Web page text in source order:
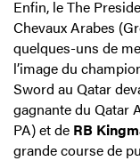
Enfin, le The
Chevaux Arabes
quelques-uns de
l’image du
Sword au Qatar
gagnante du Qatar
PA) et de RB
grande course de